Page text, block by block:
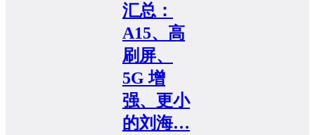
汇总：
A15、高
刷屏、
5G 增
强、更小
的刘海…